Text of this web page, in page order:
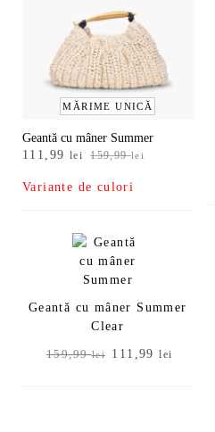
MĂRIME UNICĂ
Geantă cu mâner Summer
159,99lei
Prețul
a
fost:
111,99 lei
Prețul
este:
111,99 lei.
Variante de culori
Geantă cu mâner Summer
Clear
159,99lei
Prețul
a
111,99lei
este: